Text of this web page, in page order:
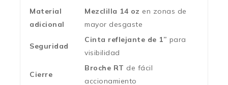
Material
adicional
Mezclilla 14 oz en zonas de
mayor desgaste
Seguridad
Cinta reflejante de 1” para
visibilidad
Cierre
Broche RT de fácil
accionamiento